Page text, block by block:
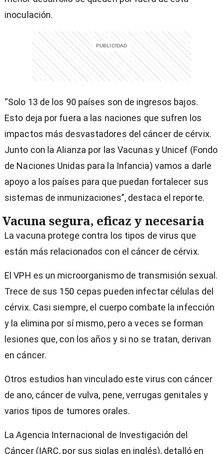
inoculación.
“Solo 13 de los 90 países son de ingresos bajos.
Esto deja por fuera a las naciones que sufren los
impactos más desvastadores del cáncer de cérvix.
Junto con la Alianza por las Vacunas y Unicef (Fondo
de Naciones Unidas para la Infancia) vamos a darle
apoyo a los países para que puedan fortalecer sus
sistemas de inmunizaciones”, destaca el reporte.
Vacuna segura, eficaz y necesaria
La vacuna protege contra los tipos de virus que
están más relacionados con el cáncer de cérvix.
El VPH es un microorganismo de transmisión sexual.
Trece de sus 150 cepas pueden infectar células del
cérvix. Casi siempre, el cuerpo combate la infección
y la elimina por sí mismo, pero a veces se forman
lesiones que, con los años y si no se tratan, derivan
en cáncer.
Otros estudios han vinculado este virus con cáncer
de ano, cáncer de vulva, pene, verrugas genitales y
varios tipos de tumores orales.
La Agencia Internacional de Investigación del
Cáncer (IARC, por sus siglas en inglés), detalló en